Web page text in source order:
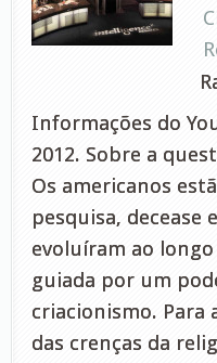
Informações do
2012. Sobre a
Os americanos
pesquisa, decease
evoluíram ao
guiada por um
criacionismo. Para
das crenças da